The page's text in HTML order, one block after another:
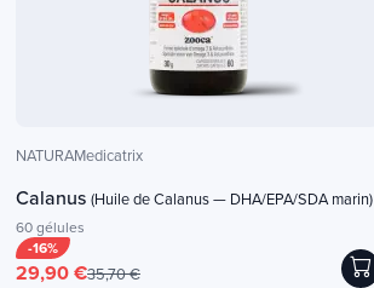
NATURAMedicatrix
Calanus (Huile de Calanus — DHA/EPA/SDA marin)
60 gélules
-16%
29,90 €35,70 €